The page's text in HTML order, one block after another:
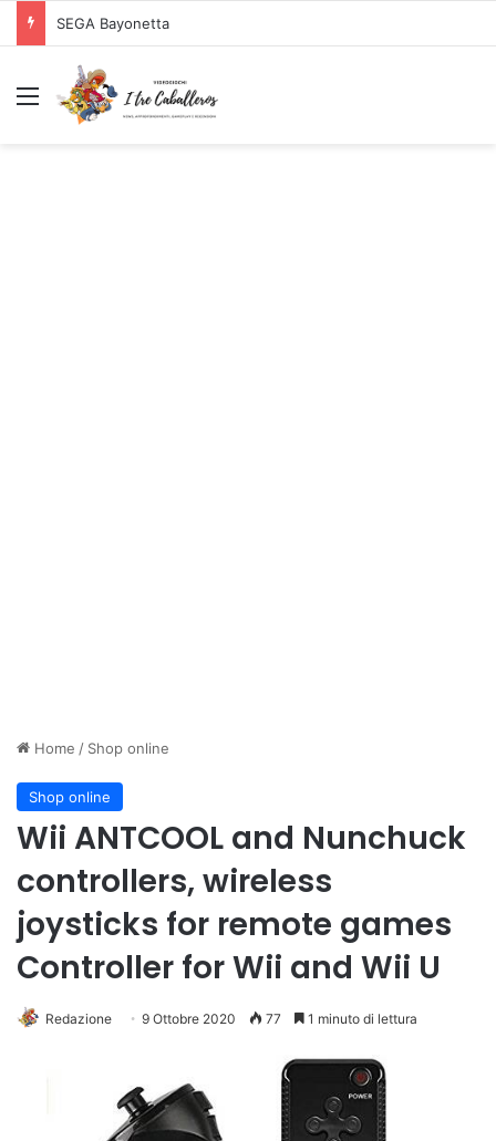
SEGA Bayonetta
Menu
Home / Shop online
Shop online
Wii ANTCOOL and Nunchuck
controllers, wireless
joysticks for remote games
Controller for Wii and Wii U
Redazione 9 Ottobre 2020 77 1 minuto di lettura